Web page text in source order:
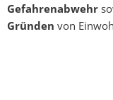
Gefahrenabwehr
Gründen von